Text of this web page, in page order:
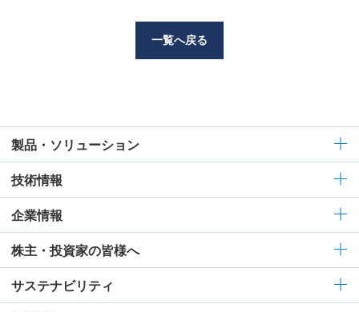
一覧へ戻る
製品・ソリューション
技術情報
企業情報
株主・投資家の皆様へ
サステナビリティ